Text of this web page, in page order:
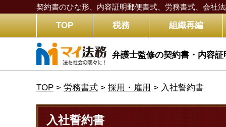
契約書のひな形、内容証明郵便書式、労務書式、 会社
TOP 税務 組織再編
弁護士監修の契約書・内容
TOP > 労務書式 > 採用・雇用 > 入社誓約書
入社誓約書